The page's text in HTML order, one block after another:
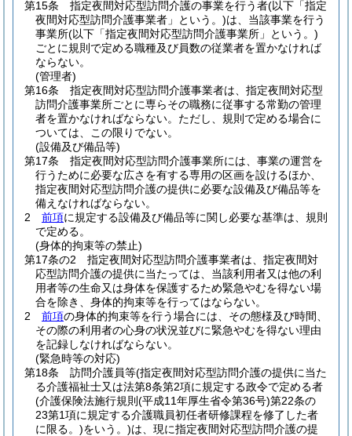
第15条
指定夜間対応型訪問介護の事業を行う者(以下「指定
夜間対応型訪問介護事業者」という。)は、当該事業を行う
事業所(以下「指定夜間対応型訪問介護事業所」という。)
ごとに規則で定める職種及び員数の従業者を置かなければ
ならない。
(管理者)
第16条
指定夜間対応型訪問介護事業者は、指定夜間対応型
訪問介護事業所ごとに専らその職務に従事する常勤の管理
者を置かなければならない。 ただし、規則で定める場合に
ついては、この限りでない。
(設備及び備品等)
第17条
指定夜間対応型訪問介護事業所には、事業の運営を
行うために必要な広さを有する専用の区画を設けるほか、
指定夜間対応型訪問介護の提供に必要な設備及び備品等を
備えなければならない。
2
前項に規定する設備及び備品等に関し必要な基準は、規則
で定める。
(身体的拘束等の禁止)
第17条の2
指定夜間対応型訪問介護事業者は、指定夜間対
応型訪問介護の提供に当たっては、当該利用者又は他の利
用者等の生命又は身体を保護するため緊急やむを得ない場
合を除き、身体的拘束等を行ってはならない。
2
前項の身体的拘束等を行う場合には、その態様及び時間、
その際の利用者の心身の状況並びに緊急やむを得ない理由
を記録しなければならない。
(緊急時等の対応)
第18条
訪問介護員等(指定夜間対応型訪問介護の提供に当た
る介護福祉士又は法第8条第2項に規定する政令で定める者
(介護保険法施行規則 (平成11年厚生省令第36号)第22条の
23第1項に規定する介護職員初任者研修課程を修了した者
に限る。)をいう。)は、現に指定夜間対応型訪問介護の提